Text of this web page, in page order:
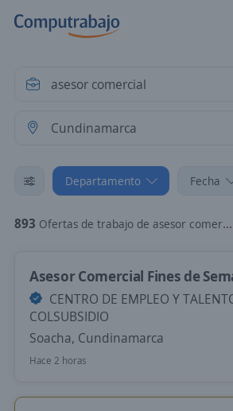
Departamento Fecha
893 Ofertas de trabajo de asesor comercial en Cundinamarca
Asesor Comercial Fines de
CENTRO DE EMPLEO Y
COLSUBSIDIO
Soacha, Cundinamarca
Hace 2 horas